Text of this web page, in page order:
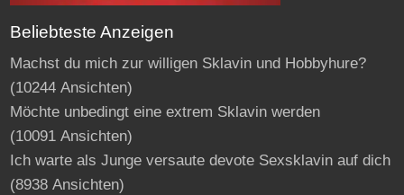
Beliebteste Anzeigen
Machst du mich zur willigen Sklavin und Hobbyhure?
(10244 Ansichten)
Möchte unbedingt eine extrem Sklavin werden
(10091 Ansichten)
Ich warte als Junge versaute devote Sexsklavin auf dich
(8938 Ansichten)